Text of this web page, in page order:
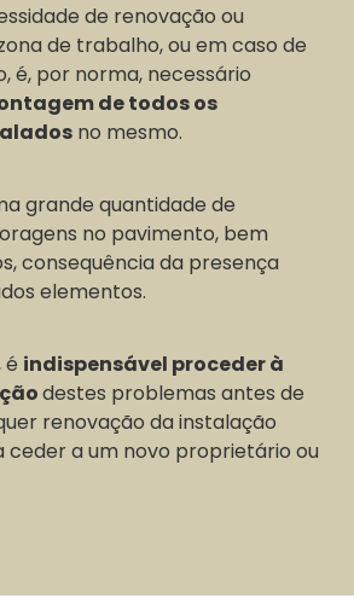
de renovação ou
de trabalho, ou em caso de
é, por norma, necessário
de todos os
no mesmo.
grande quantidade de
no pavimento, bem
consequência da presença
elementos.
é indispensável proceder à
destes problemas antes de
renovação da instalação
ceder a um novo proprietário ou